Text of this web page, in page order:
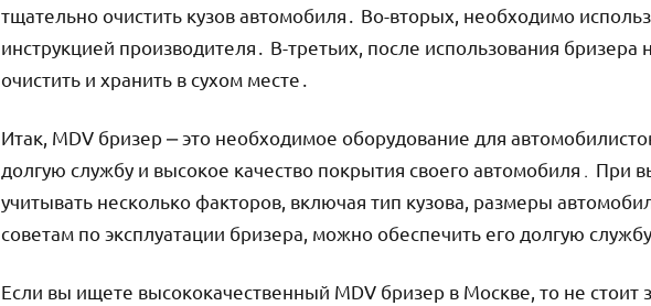
тщательно очистить кузов автомобиля․ Во-вторых, необходимо
инструкцией производителя․ В-третьих, после использования
очистить и хранить в сухом месте․
Итак, MDV бризер ⎼ это необходимое оборудование для
долгую службу и высокое качество покрытия своего автомобиля․ При
учитывать несколько факторов, включая тип кузова, размеры
советам по эксплуатации бризера, можно обеспечить его долгую
Если вы ищете высококачественный MDV бризер в Москве, то не стоит